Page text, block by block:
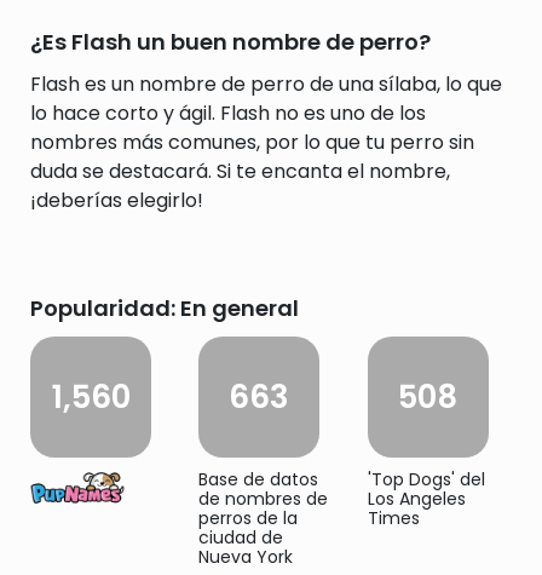
¿Es Flash un buen nombre de perro?
Flash es un nombre de perro de una sílaba, lo que
lo hace corto y ágil. Flash no es uno de los
nombres más comunes, por lo que tu perro sin
duda se destacará. Si te encanta el nombre,
¡deberías elegirlo!
Popularidad: En general
1,560 663
Base de datos
de nombres de
perros de la
ciudad de
Nueva York
508
'Top Dogs' del
Los Angeles
Times